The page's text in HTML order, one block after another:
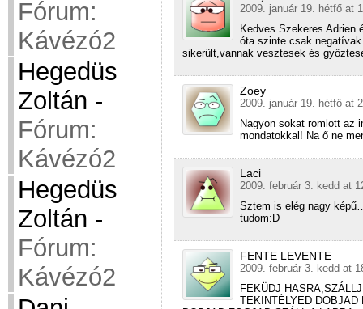
Fórum:
Kávézó2
Hegedüs
Zoltán -
Fórum:
Kávézó2
Hegedüs
Zoltán -
Fórum:
Kávézó2
2009. január 19. hétfő at
Kedves Szekeres Adrien
óta szinte csak
sikerült,vannak vesztesek és
Zoey
2009. január 19. hétfő at
Nagyon sokat romlott az
mondatokkal! Na ő ne
Laci
2009. február 3. kedd at
Sztem is elég nagy
tudom:D
FENTE LEVENTE
2009. február 3. kedd at
FEKÜDJ
TEKINTÉLYED DOBJAD